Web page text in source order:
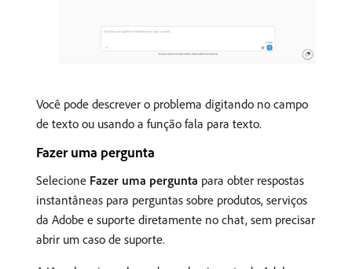
Você pode descrever o problema digitando no campo
de texto ou usando a função fala para texto.
Fazer uma pergunta
Selecione Fazer uma pergunta para obter respostas
instantâneas para perguntas sobre produtos, serviços
da Adobe e suporte diretamente no chat, sem precisar
abrir um caso de suporte.